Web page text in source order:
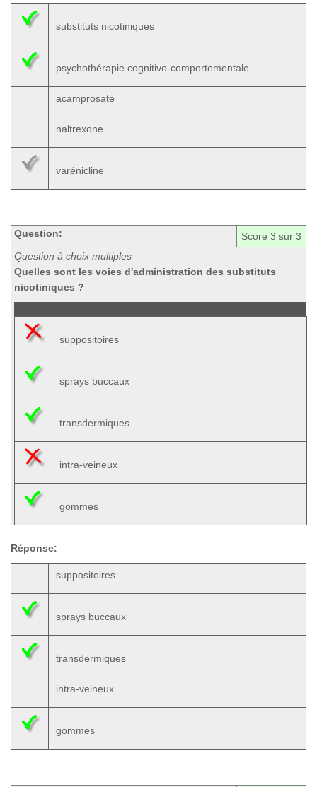
substituts nicotiniques
psychothérapie cognitivo-comportementale
acamprosate
naltrexone
varénicline
Score 3 sur 3
Question:
Question à choix multiples
Quelles sont les voies d'administration des substituts
nicotiniques ?
suppositoires
sprays buccaux
transdermiques
intra-veineux
gommes
Réponse:
suppositoires
sprays buccaux
transdermiques
intra-veineux
gommes